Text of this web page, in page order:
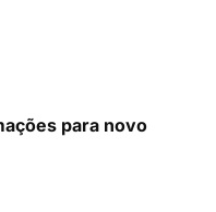
para novo